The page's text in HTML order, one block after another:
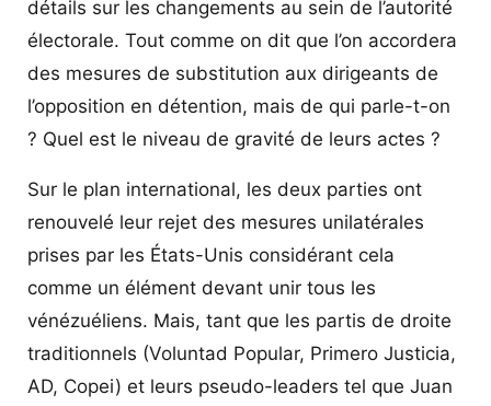
détails sur les changements au sein de l’autorité
électorale. Tout comme on dit que l’on accordera
des mesures de substitution aux dirigeants de
l’opposition en détention, mais de qui parle-t-on
? Quel est le niveau de gravité de leurs actes ?
Sur le plan international, les deux parties ont
renouvelé leur rejet des mesures unilatérales
prises par les États-Unis considérant cela
comme un élément devant unir tous les
vénézuéliens. Mais, tant que les partis de droite
traditionnels (Voluntad Popular, Primero Justicia,
AD, Copei) et leurs pseudo-leaders tel que Juan